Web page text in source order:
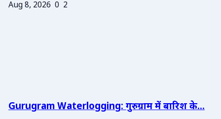
Aug 8, 2026 0 2
Gurugram Waterlogging: गुरुग्राम में बारिश के...